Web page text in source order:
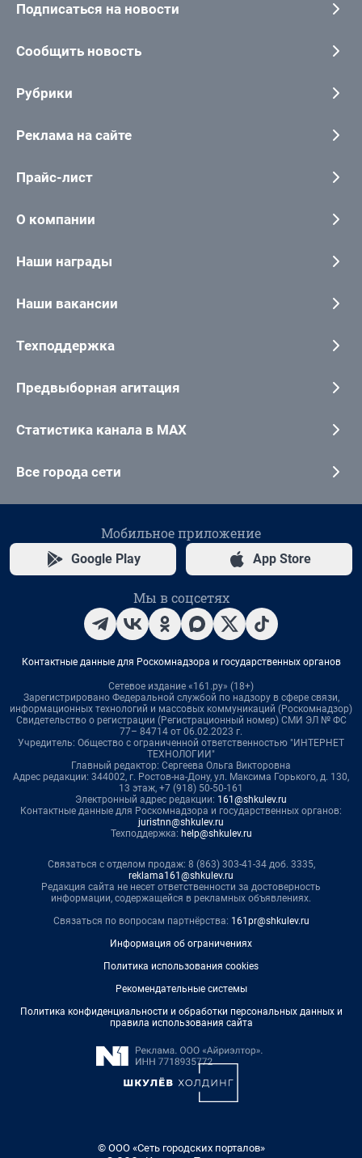
Подписаться на новости
Сообщить новость
Рубрики
Реклама на сайте
Прайс-лист
О компании
Наши награды
Наши вакансии
Техподдержка
Предвыборная агитация
Статистика канала в MAX
Все города сети
Мобильное приложение
Google Play App Store
Мы в соцсетях
Контактные данные для Роскомнадзора и государственных органов
Сетевое издание «161.ру» (18+)
Зарегистрировано Федеральной службой по надзору в сфере связи,
информационных технологий и массовых коммуникаций (Роскомнадзор)
Свидетельство о регистрации (Регистрационный номер) СМИ ЭЛ № ФС
77– 84714 от 06.02.2023 г.
Учредитель: Общество с ограниченной ответственностью "ИНТЕРНЕТ
ТЕХНОЛОГИИ"
Главный редактор: Сергеева Ольга Викторовна
Адрес редакции: 344002, г. Ростов-на-Дону, ул. Максима Горького, д. 130,
13 этаж, +7 (918) 50-50-161
Электронный адрес редакции: 161@shkulev.ru
Контактные данные для Роскомнадзора и государственных органов:
juristnn@shkulev.ru
Техподдержка: help@shkulev.ru
Связаться с отделом продаж: 8 (863) 303-41-34 доб. 3335,
reklama161@shkulev.ru
Редакция сайта не несет ответственности за достоверность
информации, содержащейся в рекламных объявлениях.
Связаться по вопросам партнёрства: 161pr@shkulev.ru
Информация об ограничениях
Политика использования cookies
Рекомендательные системы
Политика конфиденциальности и обработки персональных данных и
правила использования сайта
© ООО «Сеть городских порталов»